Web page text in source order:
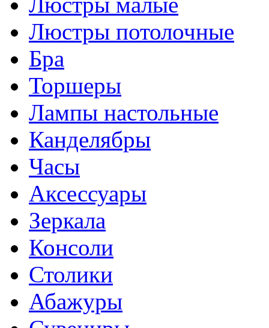
Люстры потолочные
Бра
Торшеры
Лампы настольные
Канделябры
Часы
Аксессуары
Зеркала
Консоли
Столики
Абажуры